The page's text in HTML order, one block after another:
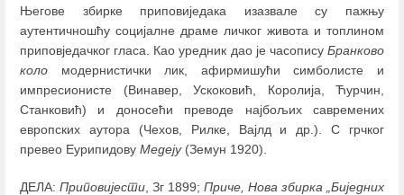
Његове збирке приповиједака изазвале су пaжњу
аутентичношћу социјалне драме личког живота и топлином
приповједачког гласа. Као уредник дао је часопису Бранково
коло модернистички лик, aфирмишући симболисте и
импресионисте (Винавер, Ускоковић, Королија, Ћурчин,
Станковић) и доносећи преводе најбољих савремених
европских аутора (Чехов, Рилке, Вајлд и др.). С грчког
превео Еурипидову Медеју(Земун 1920).
ДЕЛА: Приповијести , Зг 1899; Приче, Нова збирка „Биједних